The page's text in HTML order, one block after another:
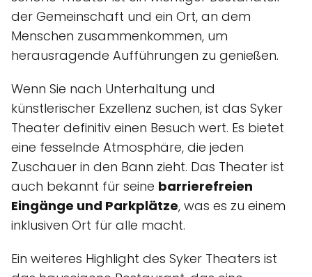
der Gemeinschaft und ein Ort, an dem
Menschen zusammenkommen, um
herausragende Aufführungen zu genießen.
Wenn Sie nach Unterhaltung und
künstlerischer Exzellenz suchen, ist das Syker
Theater definitiv einen Besuch wert. Es bietet
eine fesselnde Atmosphäre, die jeden
Zuschauer in den Bann zieht. Das Theater ist
auch bekannt für seine barrierefreien
Eingänge und Parkplätze, was es zu einem
inklusiven Ort für alle macht.
Ein weiteres Highlight des Syker Theaters ist